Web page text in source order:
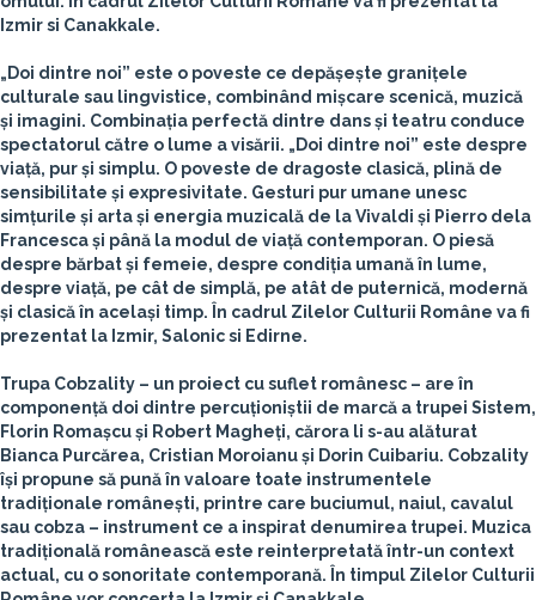
Izmir si Canakkale.
„Doi dintre noi” este o poveste ce depășește granițele
culturale sau lingvistice, combinând mișcare scenică, muzică
și imagini. Combinația perfectă dintre dans și teatru conduce
spectatorul către o lume a visării. „Doi dintre noi” este despre
viață, pur și simplu. O poveste de dragoste clasică, plină de
sensibilitate și expresivitate. Gesturi pur umane unesc
simțurile și arta și energia muzicală de la Vivaldi și Pierro dela
Francesca și până la modul de viață contemporan. O piesă
despre bărbat și femeie, despre condiția umană în lume,
despre viață, pe cât de simplă, pe atât de puternică, modernă
și clasică în același timp. În cadrul Zilelor Culturii Române va fi
prezentat la Izmir, Salonic si Edirne.
Trupa Cobzality – un proiect cu suflet românesc – are în
componență doi dintre percuționiștii de marcă a trupei Sistem,
Florin Romașcu și Robert Magheți, cărora li s-au alăturat
Bianca Purcărea, Cristian Moroianu și Dorin Cuibariu. Cobzality
își propune să pună în valoare toate instrumentele
tradiționale românești, printre care buciumul, naiul, cavalul
sau cobza – instrument ce a inspirat denumirea trupei. Muzica
tradițională românească este reinterpretată într-un context
actual, cu o sonoritate contemporană. În timpul Zilelor Culturii